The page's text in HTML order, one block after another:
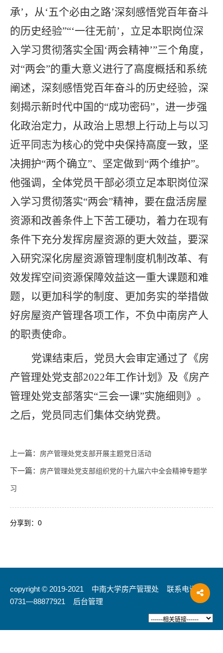
承’，从‘五个必由之路’深刻感悟党百年奋斗
的历史经验”“‘一往无前’，立足本职岗位深
入学习贯彻落实全国‘两会精神’”三个角度，
对“两会”的重大意义进行了高度概括和系统
阐述，深刻感悟党百年奋斗的历史经验，深
刻揭示新时代中国的“成功密码”，进一步强
化政治定力，从政治上思想上行动上与以习
近平同志为核心的党中央保持高度一致，坚
决拥护“两个确立”、坚定做到“两个维护”。
他强调，全体党员干部必须立足本职岗位深
入学习贯彻落实“两会”精神，要在盘活房屋
资源和改善条件上下苦工硬功，着力在现有
条件下充分发挥房屋资源的更大效益，要深
入研究深化房屋资源管理制度机制改革、有
效发挥空间资源保障效益这一重大课题和难
题，以更加科学的制度、更加务实的举措做
好房屋资产管理各项工作，不负中南房产人
的职责使命。
党课结束后，党员大会审定通过了《房
产管理处党支部2022年工作计划》及《房产
管理处党支部落实“三会一课”实施细则》。
之后，党员同志们集体交纳党费。
上一篇： 房产管理处党支部开展主题党日活动
下一篇： 房产管理处党支部组织党的十九届六中全会精神专题学
习
分享到： 0
copyright © 2019-2021 中南大学房产管理处 联系电话：
0731—88877921 后台管理